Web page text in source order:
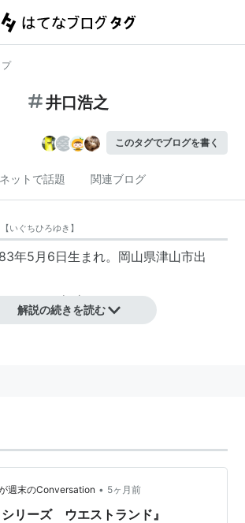
プ
井口浩之
このタグでブログを書く
ネットで話題 関連ブログ
【いぐちひろゆき 】
年5月6日生まれ。岡山県津山市出
ツッコミ担当。
解説の続きを読む
週末のConversation • 5ヶ月前
シリーズ ウエストランド』